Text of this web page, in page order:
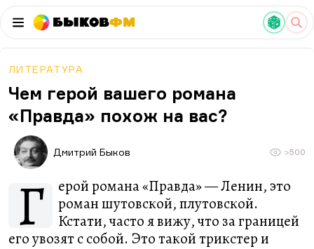
БыковФМ
ЛИТЕРАТУРА
Чем герой вашего романа
«Правда» похож на вас?
Дмитрий Быков >500
Г
ерой романа «Правда» — Ленин, это
роман шутовской, плутовской.
Кстати, часто я вижу, что за границей
его увозят с собой. Это такой трикстер и